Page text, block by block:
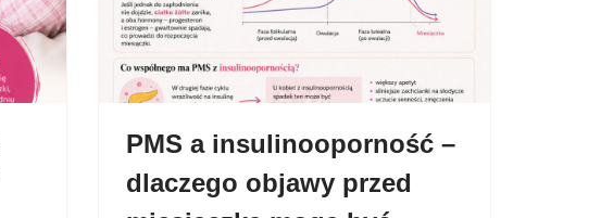
PMS a insulinooporność –
dlaczego objawy przed